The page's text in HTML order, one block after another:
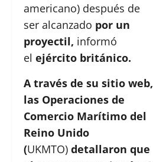
americano) después de
ser alcanzado por un
proyectil, informó
el ejército británico.
A través de su sitio web,
las Operaciones de
Comercio Marítimo del
Reino Unido
(UKMTO) detallaron que